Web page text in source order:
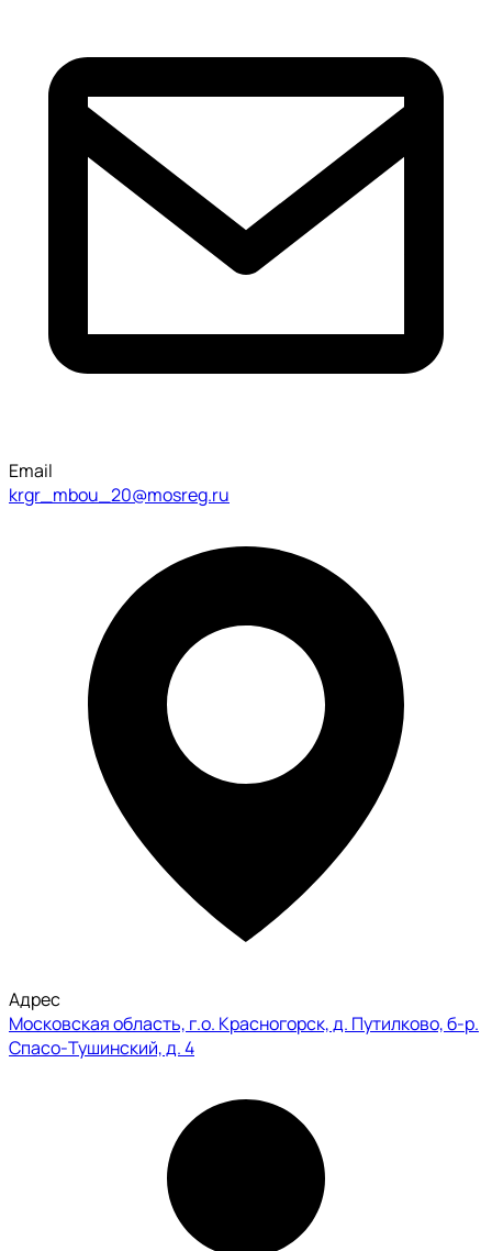
Email
krgr_mbou_20@mosreg.ru
Адрес
Московская область, г.о. Красногорск, д. Путилково, б-р.
Спасо-Тушинский, д. 4